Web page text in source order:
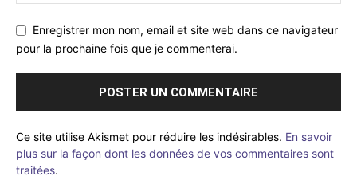
Enregistrer mon nom, email et site web dans ce navigateur
pour la prochaine fois que je commenterai.
Ce site utilise Akismet pour réduire les indésirables. En savoir
plus sur la façon dont les données de vos commentaires sont
traitées.